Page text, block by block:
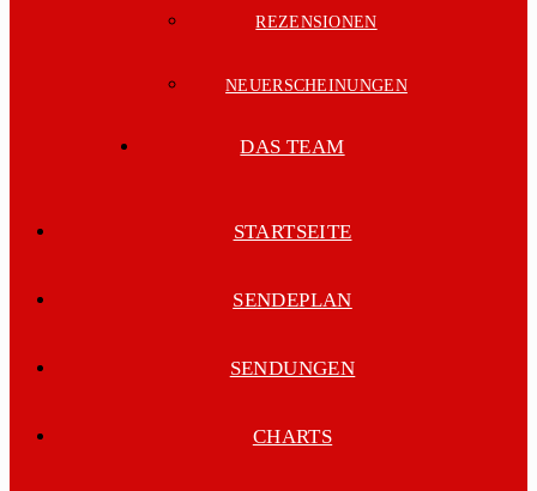
REZENSIONEN
NEUERSCHEINUNGEN
DAS TEAM
STARTSEITE
SENDEPLAN
SENDUNGEN
CHARTS